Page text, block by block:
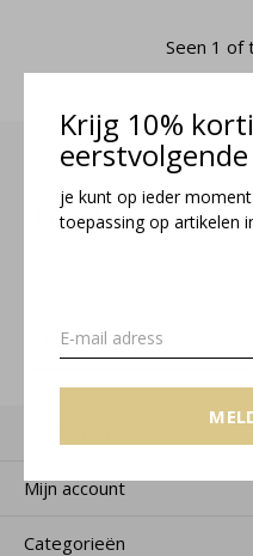
Krijg 10%
je kunt op ieder
toepassing op artikelen
Seen 1 of
Meld je aan
Mijn account
Categorieën